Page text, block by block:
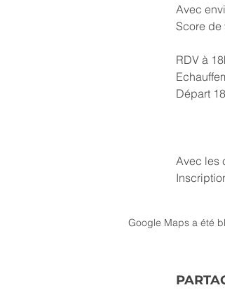
Avec
Score de
RDV à
Départ
Avec les
Google Maps a été